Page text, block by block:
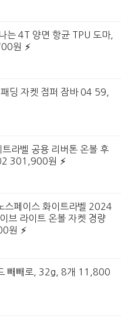
는 4T 양면 항균 TPU 도마,
원
딩 자켓 점퍼 잠바 04 59,
라벨 공용 리버톤 온볼 후
301,900원
스페이스 화이트라벨 2024
브 라이트 온볼 자켓 경량
원
빼빼로, 32g, 8개 11,800